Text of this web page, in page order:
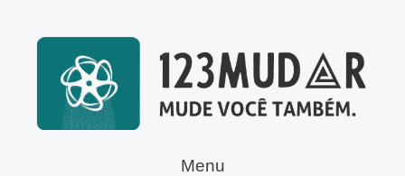
Menu